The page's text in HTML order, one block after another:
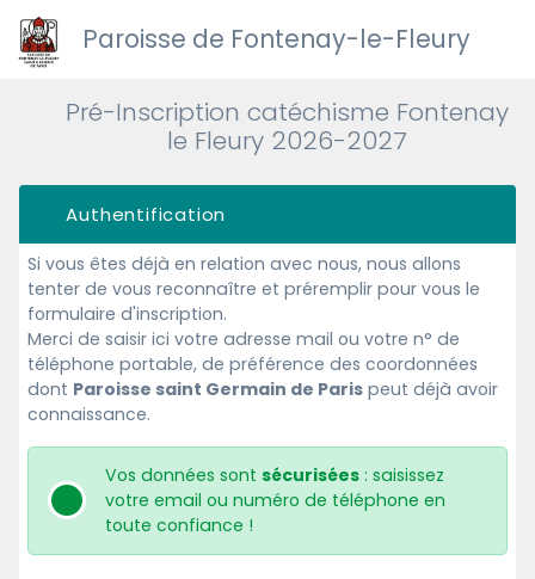
Paroisse de Fontenay-le-Fleury
Pré-Inscription catéchisme Fontenay
le Fleury 2026-2027
Authentification
Si vous êtes déjà en relation avec nous, nous allons
tenter de vous reconnaître et préremplir pour vous le
formulaire d'inscription.
Merci de saisir ici votre adresse mail ou votre n° de
téléphone portable, de préférence des coordonnées
dont Paroisse saint Germain de Paris peut déjà avoir
connaissance.
Vos données sontsécurisées : saisissez
votre email ou numéro de téléphone en
toute confiance !